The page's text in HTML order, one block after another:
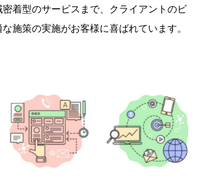
着型のサービスまで、クライアントのビ
施策の実施がお客様に喜ばれています。